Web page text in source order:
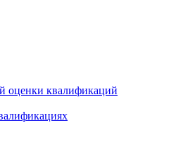
оценки квалификаций